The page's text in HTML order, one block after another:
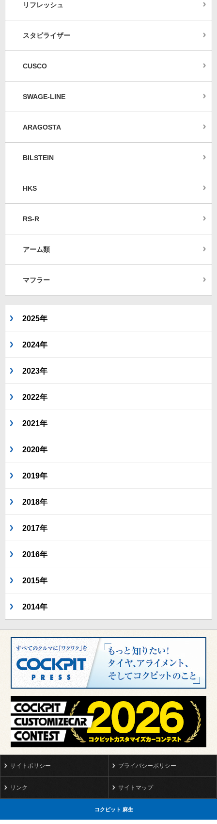
リフレッシュ
スタビライザー
CUSCO
SWAGE-LINE
ARAGOSTA
BILSTEIN
HKS
RS-R
アーム類
マフラー
2025年
2024年
2023年
2022年
2021年
2020年
2019年
2018年
2017年
2016年
2015年
2014年
サイトポリシー プライバシーポリシー
リンク サイトマップ
コクピット 麻生